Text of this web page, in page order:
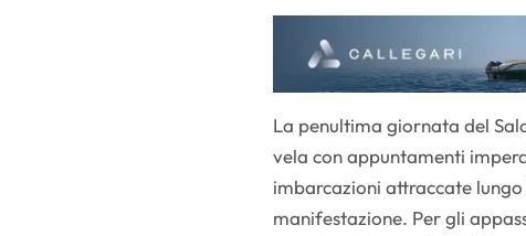
La penultima giornata del
vela con appuntamenti
imbarcazioni attraccate
manifestazione. Per gli